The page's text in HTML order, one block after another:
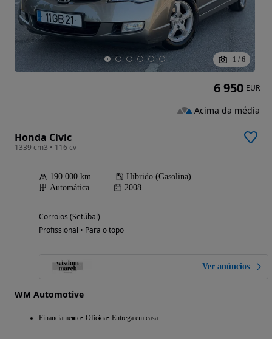
1 / 6
Honda Civic
1339 cm3 • 116 cv
190 000 km
Híbrido (Gasolina)
Automática
2008
Corroios (Setúbal)
Profissional • Para o topo
Ver anúncios
WM Automotive
Financiamento Oficina Entrega em casa
6 950 EUR
Acima da média